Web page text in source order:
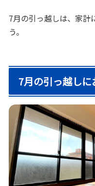
7月の引っ越しは、家計
う。
7月の引っ越し